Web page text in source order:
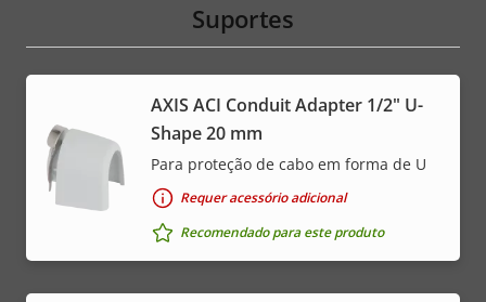
Suportes
AXIS ACI Conduit Adapter 1/2" U-
Shape 20 mm
Para proteção de cabo em forma de U
Requer acessório adicional
Recomendado para este produto